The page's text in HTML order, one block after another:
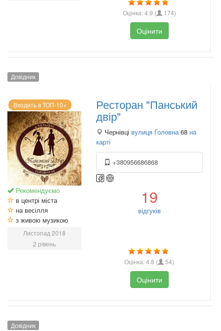
Оцінка:4.9 ( 174)
Оцінити
Довідник
Входить в ТОП-10+
Рекомендуємо
в центрі міста
на весілля
з живою музикою
Листопад 2018
2 рівень
Ресторан "Панський
двір"
Чернівці вулиця Головна 68 на
карті
+380956686868
19
відгуків
Оцінка:4.8 ( 54)
Оцінити
Довідник